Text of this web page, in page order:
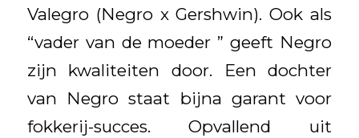
Valegro (Negro x Gershwin). Ook als
“vader van de moeder ” geeft Negro
zijn kwaliteiten door. Een dochter
van Negro staat bijna garant voor
fokkerij-succes. Opvallend uit